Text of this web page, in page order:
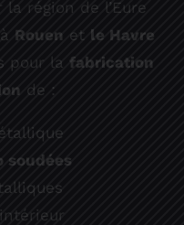
région de l’Eure
Rouen et le Havre
pour la fabrication
de :
soudées